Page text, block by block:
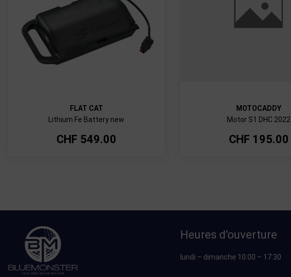
FLAT CAT
Lithium Fe Battery new
CHF 549.00
MOTOCADDY
Motor S1 DHC 2022
CHF 195.00
Heures d'ouverture
lundi – dimanche 10:00 – 17:30